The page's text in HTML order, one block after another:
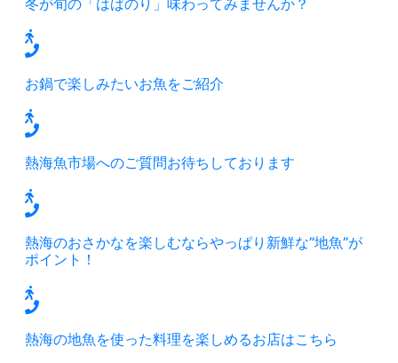
冬が旬の「はばのり」味わってみませんか？
お鍋で楽しみたいお魚をご紹介
熱海魚市場へのご質問お待ちしております
熱海のおさかなを楽しむならやっぱり新鮮な”地魚”が
ポイント！
熱海の地魚を使った料理を楽しめるお店はこちら